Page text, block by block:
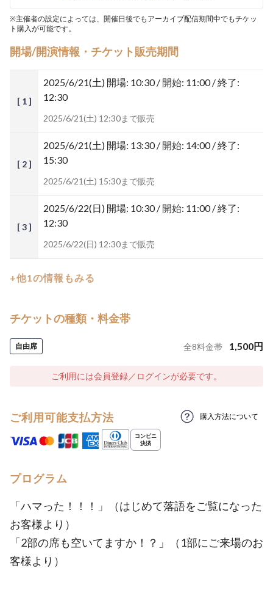
※主催者の設定によっては、開催日後でもアーカイブ配信期間中でもチケッ
ト購入が可能です。
開場/開演情報・チケット販売期間
[ 1 ]
2025/6/21(土) 開場: 10:30 / 開始: 11:00 / 終了:
12:30
2025/6/21(土) 12:30まで販売
[ 2 ]
2025/6/21(土) 開場: 13:30 / 開始: 14:00 / 終了:
15:30
2025/6/21(土) 15:30まで販売
[ 3 ]
2025/6/22(日) 開場: 10:30 / 開始: 11:00 / 終了:
12:30
2025/6/22(日) 12:30まで販売
+他1の情報もみる
チケットの種類・料金帯
自由席 全8料金帯 1,500円
ご利用には会員登録／ログインが必要です。
ご利用可能支払方法 購入方法について
プログラム
「ハマった！！！」（はじめて落語をご覧になった
お客様より）
「2部の席も空いてますか！？」（1部にご来場のお
客様より）